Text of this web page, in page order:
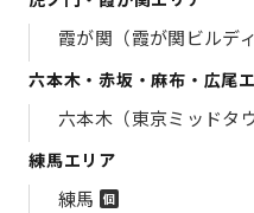
霞が関（霞が関ビルディ
六本木・赤坂・麻布・広尾
六本木（東京ミッドタウ
練馬エリア
練馬 個